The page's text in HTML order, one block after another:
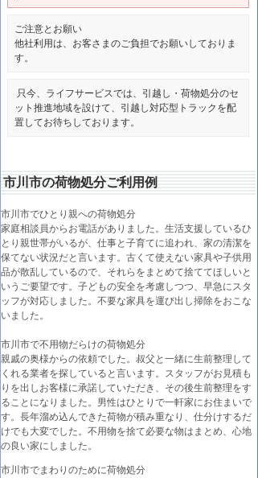
ご注意とお願い
他社利用は、お客さまのご負担でお願いしておりま
す。
只今、ライフサービスでは、引越し・荷物処分のセ
ット推進地域を設けて、引越し対応型トラックを配
置してお待ちしております。
市川市の荷物処分ご利用例
市川市でひとり親への荷物処分
家庭相談員からお電話がありました。生活支援しているひ
とり親世帯がいるが、仕事と子育てに追われ、家の清潔を
保てない状況だと言います。古くて使えない家具や子供用
品が散乱しているので、それらをまとめて捨ててほしいと
いうご要望です。子どもの安全を考慮しつつ、早急にスタ
ッフが対応しました。不要な家具を運び出し掃除をおこな
いました。
市川市で不用物だらけの荷物処分
親戚の奥様からの依頼でした。叔父と一緒に生前整理して
くれる業者を探していると言います。スタッフがお見積も
りを出しお客様に承諾していただき、その後生前整理をす
ることになりました。男性はひとりで一軒家にお住まいで
す。長年溜め込んできた荷物が積み重なり、仕分けするだ
けでも大変でした。不用物を捨て必要な物はまとめ、心地
の良い家にしました。
市川市でまわりのために荷物処分